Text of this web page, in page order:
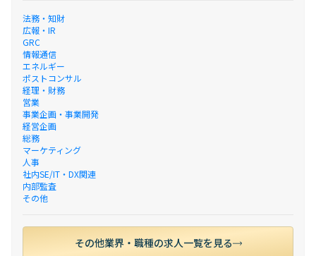
法務・知財
広報・IR
GRC
情報通信
エネルギー
ポストコンサル
経理・財務
営業
事業企画・事業開発
経営企画
総務
マーケティング
人事
社内SE/IT・DX関連
内部監査
その他
その他業界・職種の求人一覧を見る